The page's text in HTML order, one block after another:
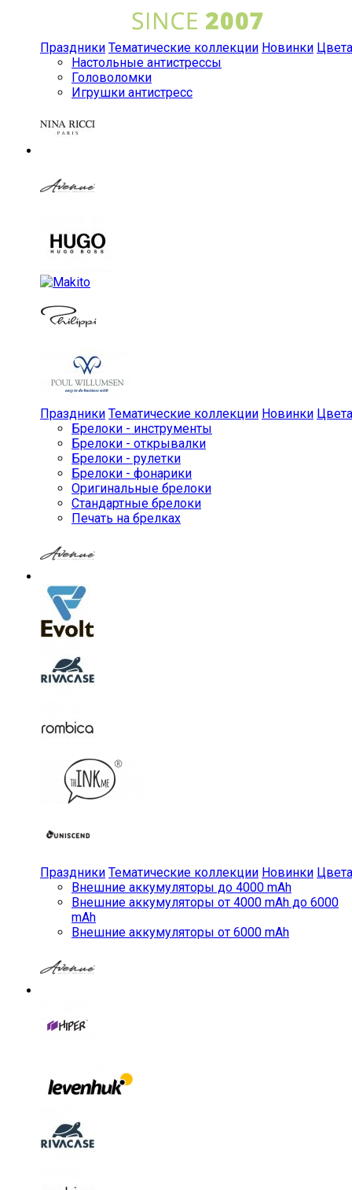
Праздники Тематические коллекции Новинки Цвета
Настольные антистрессы
Головоломки
Игрушки антистресс
Праздники Тематические коллекции Новинки Цвета
Брелоки - инструменты
Брелоки - открывалки
Брелоки - рулетки
Брелоки - фонарики
Оригинальные брелоки
Стандартные брелоки
Печать на брелках
Праздники Тематические коллекции Новинки Цвета
Внешние аккумуляторы до 4000 mAh
Внешние аккумуляторы от 4000 mAh до 6000
mAh
Внешние аккумуляторы от 6000 mAh